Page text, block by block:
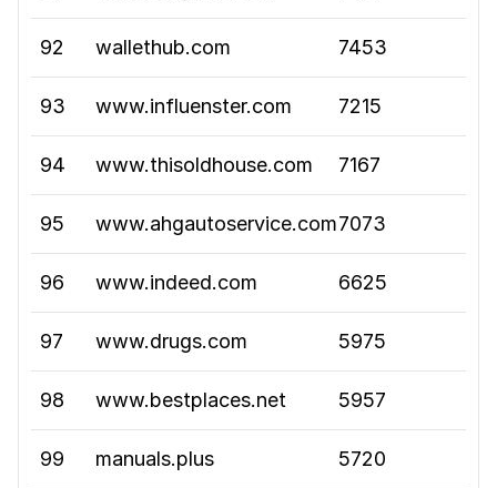
92 wallethub.com 7453
93 www.influenster.com 7215
94 www.thisoldhouse.com 7167
95 www.ahgautoservice.com7073
96 www.indeed.com 6625
97 www.drugs.com 5975
98 www.bestplaces.net 5957
99 manuals.plus 5720